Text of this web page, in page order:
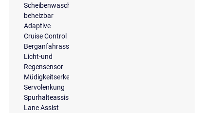
Scheibenwaschdüsen
beheizbar
Adaptive
Cruise Control
Berganfahrassistent
Licht-und
Regensensor
Müdigkeitserkennung
Servolenkung
Spurhalteassistent
Lane Assist